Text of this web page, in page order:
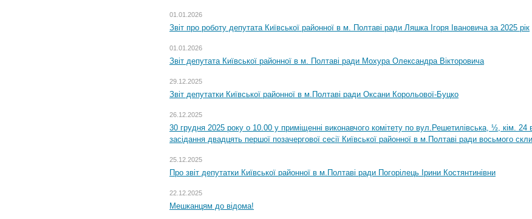
01.01.2026
Звіт про роботу депутата Київської районної в м. Полтаві ради Ляшка Ігоря Івановича за 2025 рік
01.01.2026
Звіт депутата Київської районної в м. Полтаві ради Мохура Олександра Вікторовича
29.12.2025
Звіт депутатки Київської районної в м.Полтаві ради Оксани Корольової-Буцко
26.12.2025
30 грудня 2025 року о 10.00 у приміщенні виконавчого комітету по вул.Решетилівська, ½, кім. 24
засідання двадцять першої позачергової сесії Київської районної в м.Полтаві ради восьмого
25.12.2025
Про звіт депутатки Київської районної в м.Полтаві ради Погорілець Ірини Костянтинівни
22.12.2025
Мешканцям до відома!